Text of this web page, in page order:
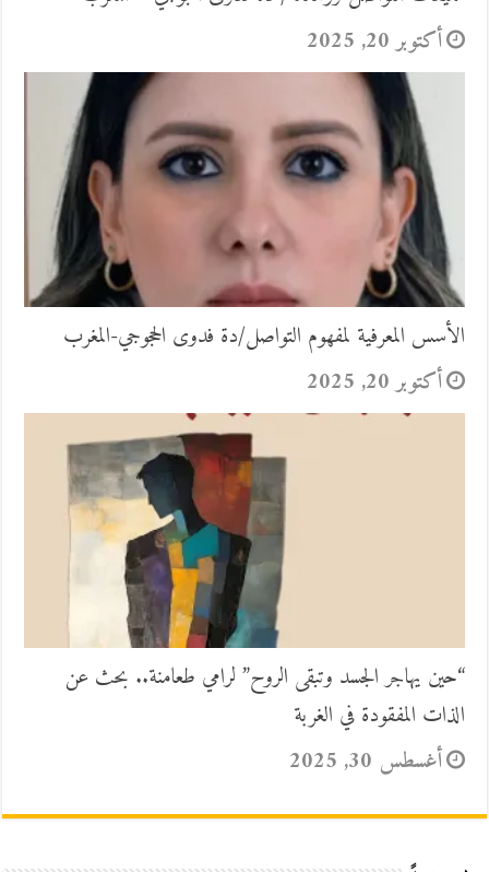
أكتوبر 20, 2025
الأسس المعرفية لمفهوم التواصل/دة فدوى الحجوجي-المغرب
أكتوبر 20, 2025
“حين يهاجر الجسد وتبقى الروح” لرامي طعامنة.. بحث عن
الذات المفقودة في الغربة
أغسطس 30, 2025